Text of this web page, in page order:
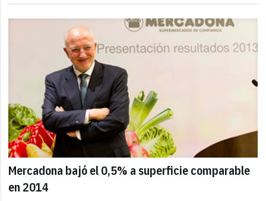
Mercadona bajó el 0,5% a superficie comparable
en 2014